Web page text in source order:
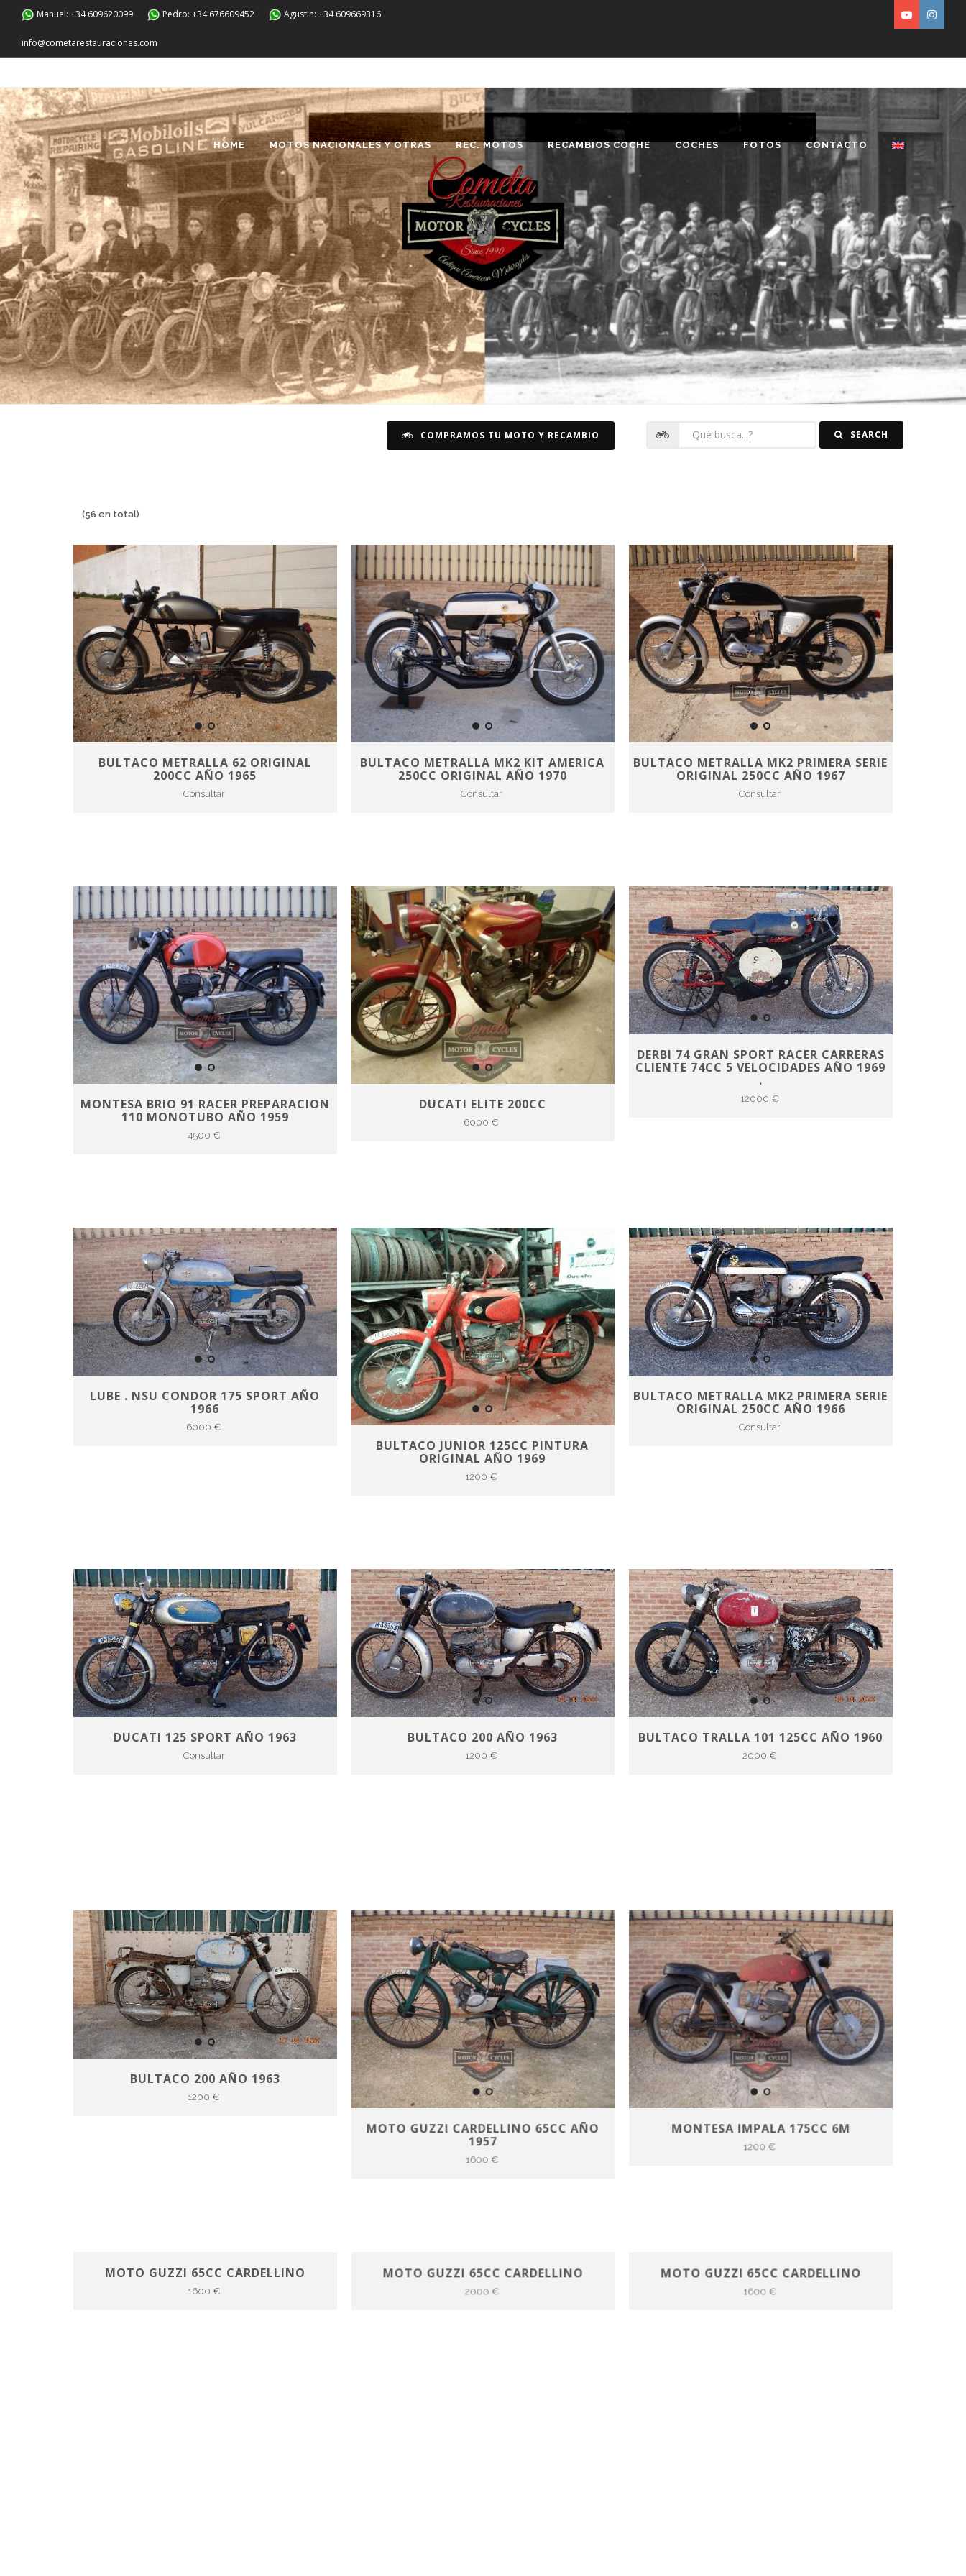
Manuel: +34 609620099 Pedro: +34 676609452 Agustin: +34 609669316
info@cometarestauraciones.com
HOME MOTOS NACIONALES Y OTRAS REC. MOTOS RECAMBIOS COCHE COCHES FOTOS CONTACTO
COMPRAMOS TU MOTO Y RECAMBIO SEARCH
(56 en total)
BULTACO METRALLA 62 ORIGINAL
200CC AÑO 1965
Consultar
BULTACO METRALLA MK2 KIT AMERICA
250CC ORIGINAL AÑO 1970
Consultar
BULTACO METRALLA MK2 PRIMERA SERIE
ORIGINAL 250CC AÑO 1967
Consultar
MONTESA BRIO 91 RACER PREPARACION
110 MONOTUBO AÑO 1959
4500 €
DUCATI ELITE 200CC
6000 €
DERBI 74 GRAN SPORT RACER CARRERAS
CLIENTE 74CC 5 VELOCIDADES AÑO 1969
.
12000 €
LUBE . NSU CONDOR 175 SPORT AÑO
1966
6000 €
BULTACO JUNIOR 125CC PINTURA
ORIGINAL AÑO 1969
1200 €
BULTACO METRALLA MK2 PRIMERA SERIE
ORIGINAL 250CC AÑO 1966
Consultar
DUCATI 125 SPORT AÑO 1963
Consultar
BULTACO 200 AÑO 1963
1200 €
BULTACO TRALLA 101 125CC AÑO 1960
2000 €
BULTACO 200 AÑO 1963
1200 €
MOTO GUZZI CARDELLINO 65CC AÑO
1957
1600 €
MONTESA IMPALA 175CC 6M
1200 €